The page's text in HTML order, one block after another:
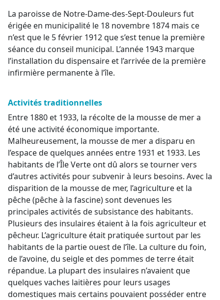
La paroisse de Notre-Dame-des-Sept-Douleurs fut
érigée en municipalité le 18 novembre 1874 mais ce
n’est que le 5 février 1912 que s’est tenue la première
séance du conseil municipal. L’année 1943 marque
l’installation du dispensaire et l’arrivée de la première
infirmière permanente à l’île.
Activités traditionnelles
Entre 1880 et 1933, la récolte de la mousse de mer a
été une activité économique importante.
Malheureusement, la mousse de mer a disparu en
l’espace de quelques années entre 1931 et 1933. Les
habitants de l’Île Verte ont dû alors se tourner vers
d’autres activités pour subvenir à leurs besoins. Avec la
disparition de la mousse de mer, l’agriculture et la
pêche (pêche à la fascine) sont devenues les
principales activités de subsistance des habitants.
Plusieurs des insulaires étaient à la fois agriculteur et
pêcheur. L’agriculture était pratiquée surtout par les
habitants de la partie ouest de l’île. La culture du foin,
de l’avoine, du seigle et des pommes de terre était
répandue. La plupart des insulaires n’avaient que
quelques vaches laitières pour leurs usages
domestiques mais certains pouvaient posséder entre